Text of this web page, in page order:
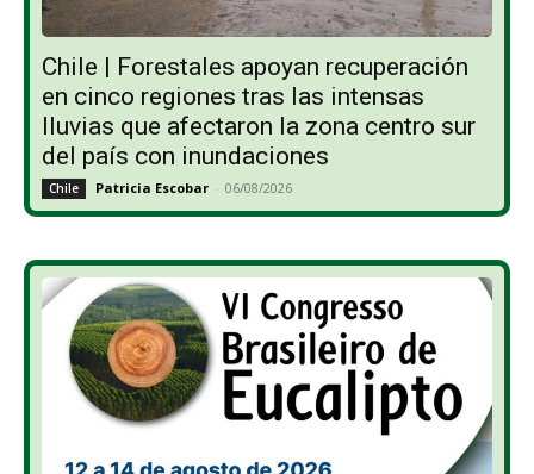
Chile | Forestales apoyan recuperación
en cinco regiones tras las intensas
lluvias que afectaron la zona centro sur
del país con inundaciones
Chile Patricia Escobar - 06/08/2026